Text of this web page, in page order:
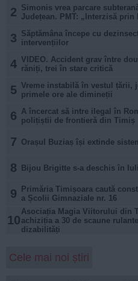
2 Simonis vrea parcare
Județean. PMT: „Interzisă
3 Săptămâna începe cu
intervențiilor
4 VIDEO. Accident grav între
răniți, trei în stare critică
5 Vreme instabilă în vestul țării,
primele ore ale dimineții
6 A încercat să intre ilegal în
polițiștii de frontieră din Timiș
7 Orașul Buziaș își extinde
8 Bijou Brigitte s-a deschis în
9
Primăria Timișoara caută
a Școlii Gimnaziale nr. 16
10
Asociația Magia Viitorului din
achiziția a 30 de scaune
dizabilități
Cele mai noi știri